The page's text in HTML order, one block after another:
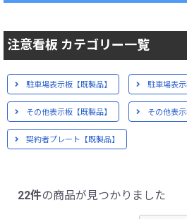
注意看板 カテゴリー一覧
駐車場表示板【既製品】 駐車場表示
その他表示板【既製品】 その他表
契約者プレート【既製品】
22件の商品が見つかりました